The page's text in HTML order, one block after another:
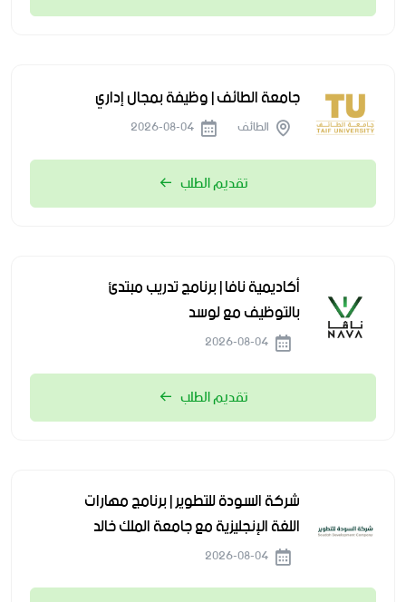
جامعة الطائف | وظيفة بمجال إداري
الطائف
تقديم الطلب
أكاديمية نافا | برنامج تدريب مبتدئ
بالتوظيف مع لوسد
تقديم الطلب
شركة السودة للتطوير | برنامج مهارات
اللغة الإنجليزية مع جامعة الملك خالد